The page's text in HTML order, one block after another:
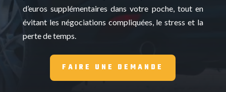
d’euros supplémentaires dans votre poche, tout en
évitant les négociations compliquées, le stress et la
perte de temps.
FAIRE UNE DEMANDE